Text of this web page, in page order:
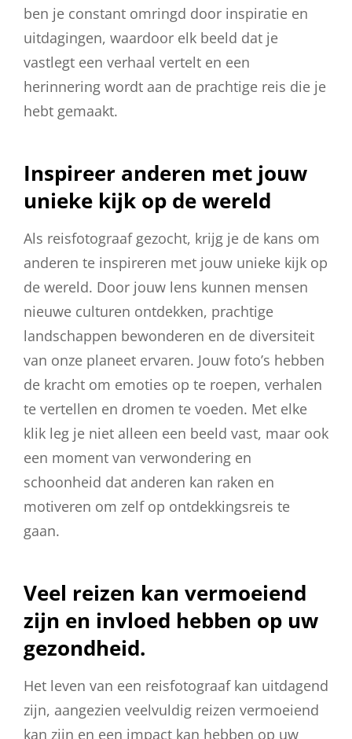
ben je constant omringd door inspiratie en
uitdagingen, waardoor elk beeld dat je
vastlegt een verhaal vertelt en een
herinnering wordt aan de prachtige reis die je
hebt gemaakt.
Inspireer anderen met jouw
unieke kijk op de wereld
Als reisfotograaf gezocht, krijg je de kans om
anderen te inspireren met jouw unieke kijk op
de wereld. Door jouw lens kunnen mensen
nieuwe culturen ontdekken, prachtige
landschappen bewonderen en de diversiteit
van onze planeet ervaren. Jouw foto’s hebben
de kracht om emoties op te roepen, verhalen
te vertellen en dromen te voeden. Met elke
klik leg je niet alleen een beeld vast, maar ook
een moment van verwondering en
schoonheid dat anderen kan raken en
motiveren om zelf op ontdekkingsreis te
gaan.
Veel reizen kan vermoeiend
zijn en invloed hebben op uw
gezondheid.
Het leven van een reisfotograaf kan uitdagend
zijn, aangezien veelvuldig reizen vermoeiend
kan zijn en een impact kan hebben op uw